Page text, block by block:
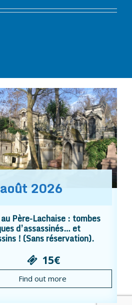
août 2026
Père-Lachaise : tombes
d’assassinés… et
! (Sans réservation).
15€
Find out more